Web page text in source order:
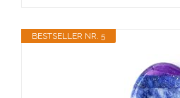
BESTSELLER NR. 5